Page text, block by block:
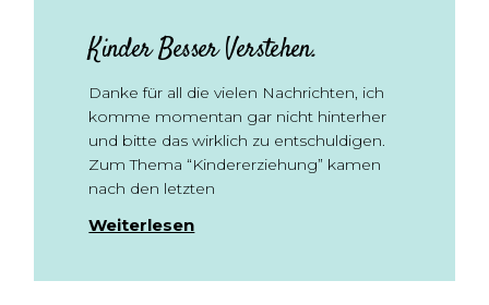
Kinder Besser Verstehen.
Danke für all die vielen Nachrichten, ich
komme momentan gar nicht hinterher
und bitte das wirklich zu entschuldigen.
Zum Thema “Kindererziehung” kamen
nach den letzten
Weiterlesen